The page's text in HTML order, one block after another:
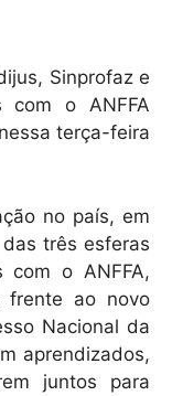
Sinprofaz e
com o ANFFA
terça-feira
no país, em
três esferas
com o ANFFA,
frente ao novo
Nacional da
aprendizados,
juntos para